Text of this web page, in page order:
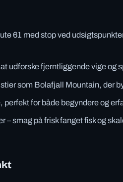
61 med stop ved
udforske fjerntliggende vige og
som Bolafjall Mountain, der
perfekt for både begyndere og
– smag på frisk fanget fisk og